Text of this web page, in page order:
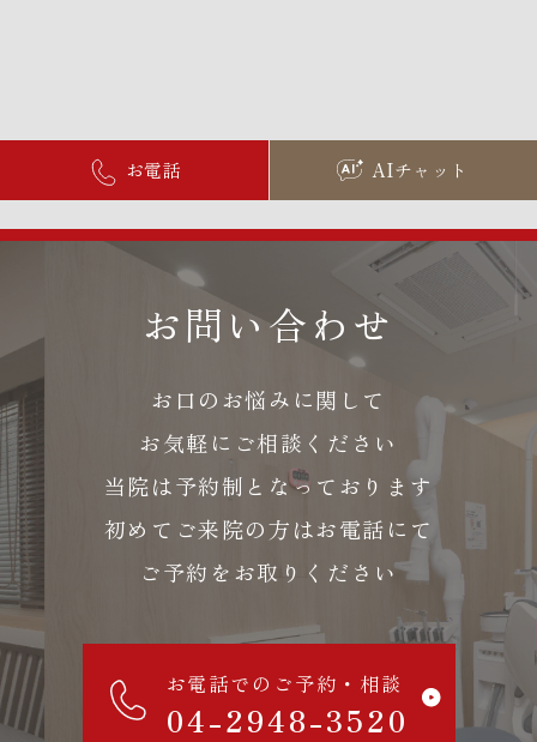
お電話 AIチャット
お問い合わせ
お口のお悩みに関して
お気軽にご相談ください
当院は予約制となっております
初めてご来院の方はお電話にて
ご予約をお取りください
お電話でのご予約・相談
04-2948-3520